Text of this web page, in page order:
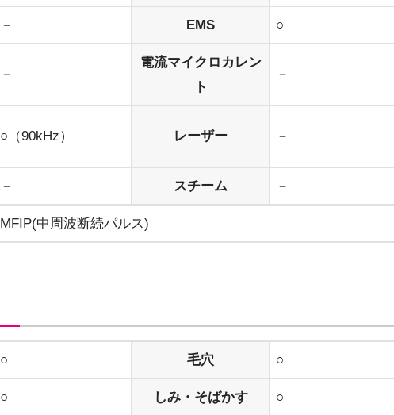
－ EMS ○
－
電流マイクロカレン
ト
－
○（90kHz） レーザー －
－ スチーム －
MFIP(中周波断続パルス)
○ 毛穴 ○
○ しみ・そばかす ○